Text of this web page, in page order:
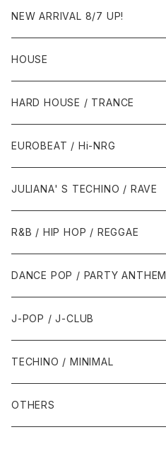
NEW ARRIVAL 8/7 UP!
HOUSE
1980年代
1987年・以前
1988年
1990年代
1990年
1991年
1995年
1996年
2000年代
2000年
2001年
2005年
2010年代
2010年
2011年
HARD HOUSE / TRANCE
1990年代
1994年・以前
1995年
1999年
2000年代
2000年
2001年
2005年
EUROBEAT / Hi-NRG
1980年代
1986年・以前
1987年
1990年代
1990年
1991年
2000年代
JULIANA' S TECHINO / RAVE
1990年代
1990年
1991年
2000年代
2000年
2001年
R&B / HIP HOP / REGGAE
1980年代
1985年・以前
1986年
1990年代
1990年
1991年
2000年代
2000年
DANCE POP / PARTY ANTHEM
1980年代
1988年・以前
1989年
1990年代
1990年
2000年代
J-POP / J-CLUB
1980年代
1990年代
TECHINO / MINIMAL
OTHERS